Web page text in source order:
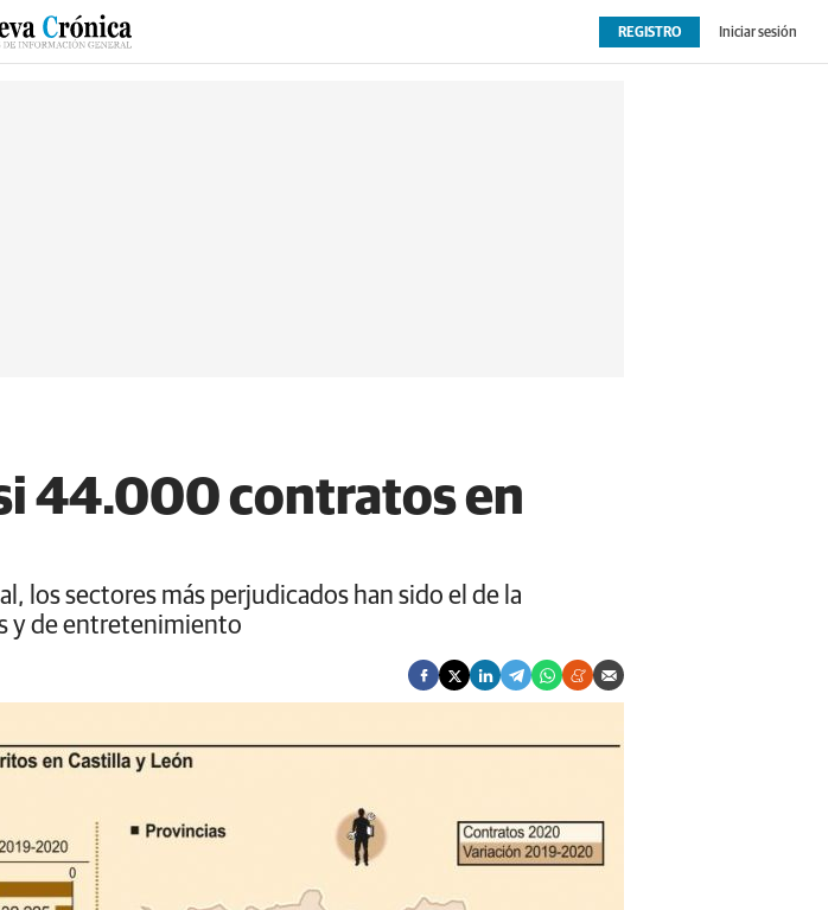
ESPECIALES DEPORTES OPINIÓN EXTRAS
REGISTRO Iniciar sesión
44.000 contratos en
los sectores más perjudicados han sido el de la
y de entretenimiento